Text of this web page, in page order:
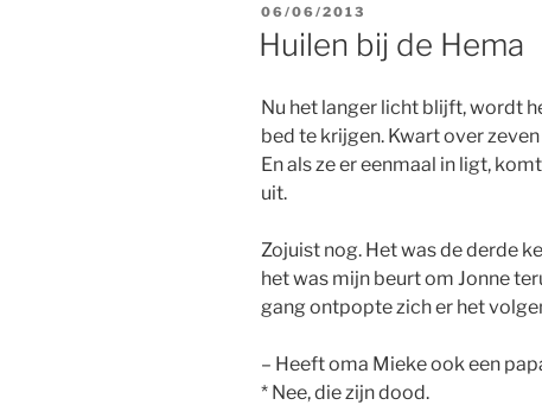
GEPLAATST
OP
06/06/2013
Huilen bij de Hema
Nu het langer licht blijft, wordt
bed te krijgen. Kwart over
En als ze er eenmaal in ligt,
uit.
Zojuist nog. Het was de derde
het was mijn beurt om Jonne
gang ontpopte zich er het
– Heeft oma Mieke ook een
* Nee, die zijn dood.